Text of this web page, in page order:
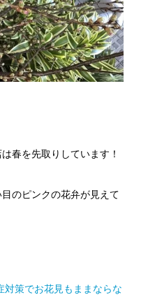
春を先取りしています！
のピンクの花弁が見えて
対策でお花見もままならな